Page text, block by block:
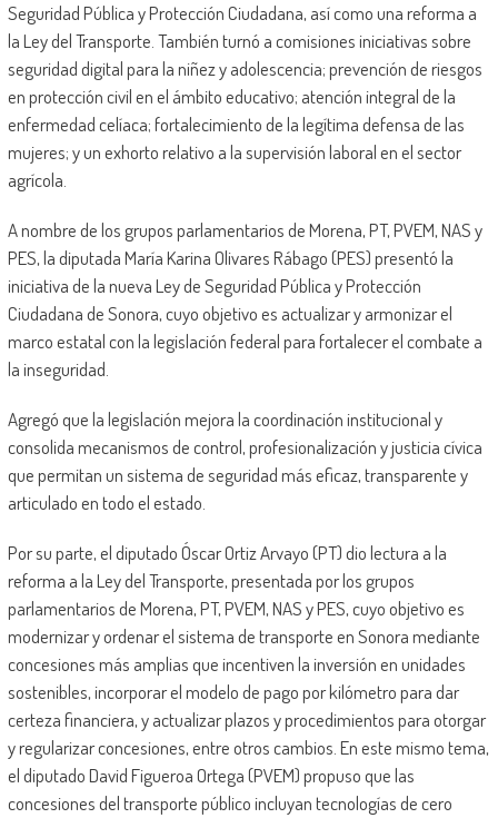
Seguridad Pública y Protección Ciudadana, así como una reforma a
la Ley del Transporte. También turnó a comisiones iniciativas sobre
seguridad digital para la niñez y adolescencia; prevención de riesgos
en protección civil en el ámbito educativo; atención integral de la
enfermedad celíaca; fortalecimiento de la legítima defensa de las
mujeres; y un exhorto relativo a la supervisión laboral en el sector
agrícola.
A nombre de los grupos parlamentarios de Morena, PT, PVEM, NAS y
PES, la diputada María Karina Olivares Rábago (PES) presentó la
iniciativa de la nueva Ley de Seguridad Pública y Protección
Ciudadana de Sonora, cuyo objetivo es actualizar y armonizar el
marco estatal con la legislación federal para fortalecer el combate a
la inseguridad.
Agregó que la legislación mejora la coordinación institucional y
consolida mecanismos de control, profesionalización y justicia cívica
que permitan un sistema de seguridad más eficaz, transparente y
articulado en todo el estado.
Por su parte, el diputado Óscar Ortiz Arvayo (PT) dio lectura a la
reforma a la Ley del Transporte, presentada por los grupos
parlamentarios de Morena, PT, PVEM, NAS y PES, cuyo objetivo es
modernizar y ordenar el sistema de transporte en Sonora mediante
concesiones más amplias que incentiven la inversión en unidades
sostenibles, incorporar el modelo de pago por kilómetro para dar
certeza financiera, y actualizar plazos y procedimientos para otorgar
y regularizar concesiones, entre otros cambios. En este mismo tema,
el diputado David Figueroa Ortega (PVEM) propuso que las
concesiones del transporte público incluyan tecnologías de cero